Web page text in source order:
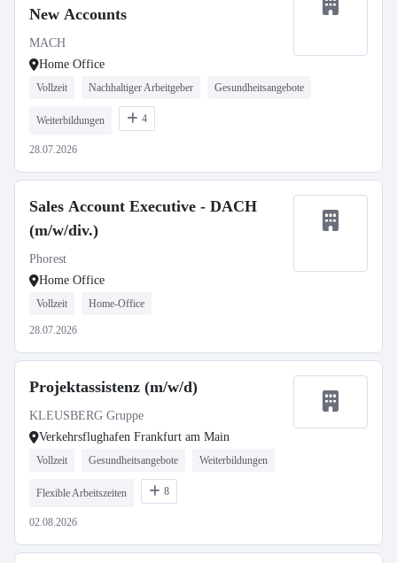
New Accounts
MACH
Home Office
Vollzeit Nachhaltiger Arbeitgeber Gesundheitsangebote
Weiterbildungen 4
28.07.2026
Sales Account Executive - DACH
(m/w/div.)
Phorest
Home Office
Vollzeit Home-Office
28.07.2026
Projektassistenz (m/w/d)
KLEUSBERG Gruppe
Verkehrsflughafen Frankfurt am Main
Vollzeit Gesundheitsangebote Weiterbildungen
Flexible Arbeitszeiten 8
02.08.2026